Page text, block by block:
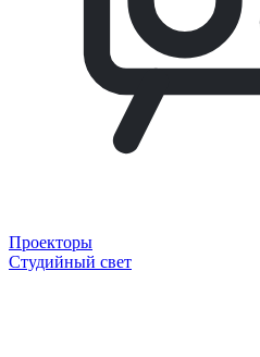
Проекторы
Студийный свет